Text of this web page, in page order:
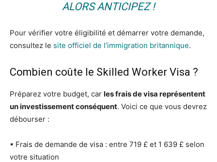
ALORS ANTICIPEZ !
Pour vérifier votre éligibilité et démarrer votre demande,
consultez le site officiel de l’immigration britannique.
Combien coûte le Skilled Worker Visa ?
Préparez votre budget, car les frais de visa représentent
un investissement conséquent. Voici ce que vous devrez
débourser :
• Frais de demande de visa : entre 719 £ et 1 639 £ selon
votre situation